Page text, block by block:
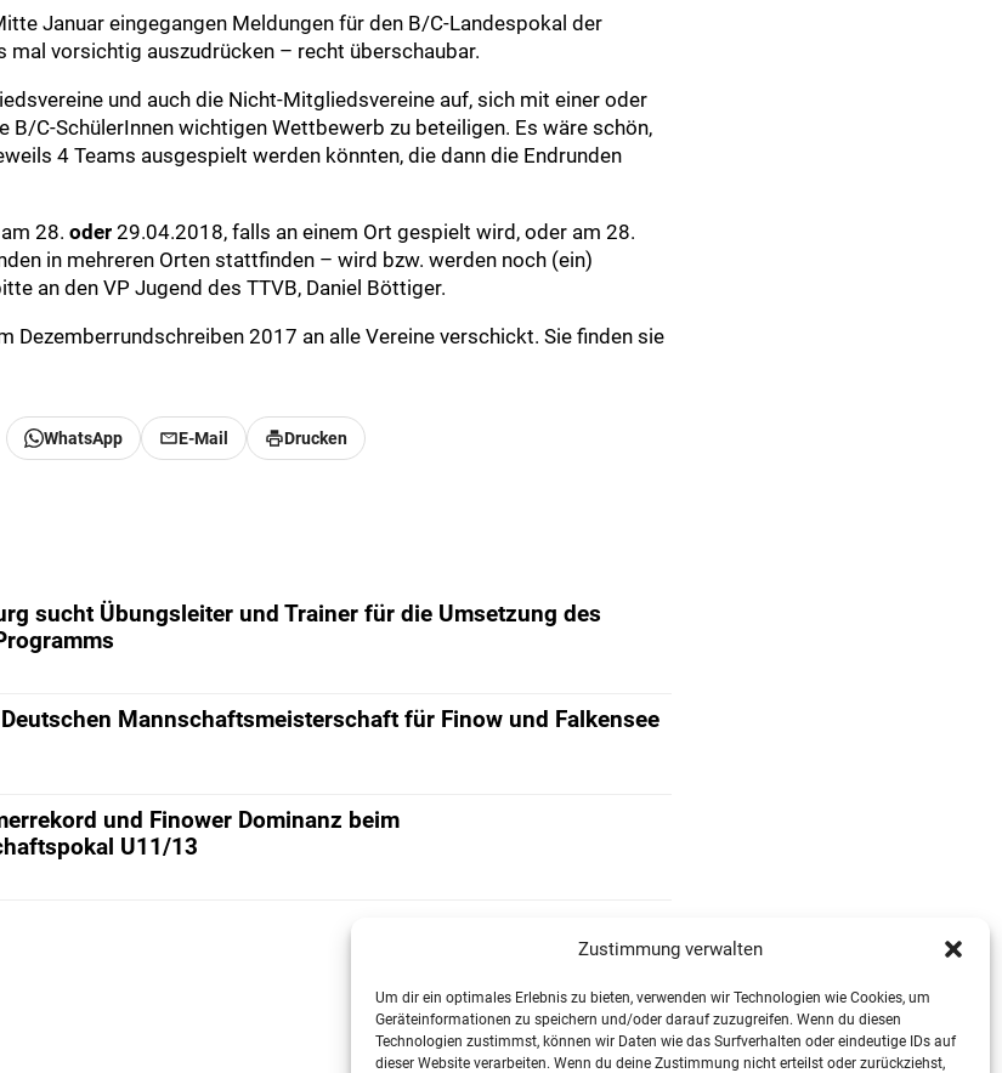
Zustimmung verwalten
Um dir ein optimales Erlebnis zu bieten, verwenden wir Technologien wie Cookies, um
Geräteinformationen zu speichern und/oder darauf zuzugreifen. Wenn du diesen
Technologien zustimmst, können wir Daten wie das Surfverhalten oder eindeutige IDs auf
dieser Website verarbeiten. Wenn du deine Zustimmung nicht erteilst oder zurückziehst,
Januar eingegangen Meldungen für den B/C-Landespokal der
mal vorsichtig auszudrücken – recht überschaubar.
und auch die Nicht-Mitgliedsvereine auf, sich mit einer oder
B/C-SchülerInnen wichtigen Wettbewerb zu beteiligen. Es wäre schön,
4 Teams ausgespielt werden könnten, die dann die Endrunden
28. oder 29.04.2018, falls an einem Ort gespielt wird, oder am 28.
in mehreren Orten stattfinden – wird bzw. werden noch (ein)
an den VP Jugend des TTVB, Daniel Böttiger.
Dezemberrundschreiben 2017 an alle Vereine verschickt. Sie finden sie
WhatsApp E-Mail Drucken
sucht Übungsleiter und Trainer für die Umsetzung des
Mannschaftsmeisterschaft für Finow und Falkensee
und Finower Dominanz beim
U11/13